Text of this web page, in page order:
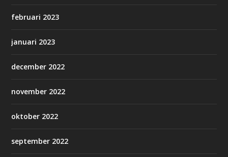
februari 2023
januari 2023
december 2022
november 2022
oktober 2022
september 2022